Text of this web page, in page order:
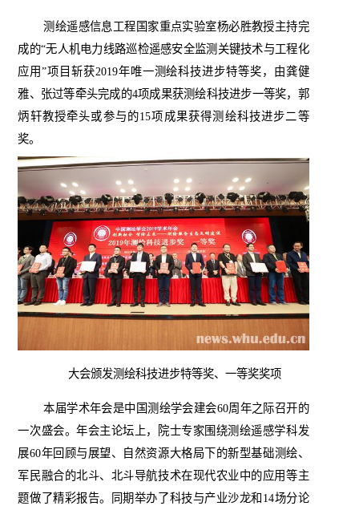
测绘遥感信息工程国家重点实验室杨必胜教授主持完
成的“无人机电力线路巡检遥感安全监测关键技术与工程化
应用”项目斩获2019年唯一测绘科技进步特等奖，由龚健
雅、张过等牵头完成的4项成果获测绘科技进步一等奖，郭
炳轩教授牵头或参与的15项成果获得测绘科技进步二等
奖。
大会颁发测绘科技进步特等奖、一等奖奖项
本届学术年会是中国测绘学会建会60周年之际召开的
一次盛会。年会主论坛上，院士专家围绕测绘遥感学科发
展60年回顾与展望、自然资源大格局下的新型基础测绘、
军民融合的北斗、北斗导航技术在现代农业中的应用等主
题做了精彩报告。同期举办了科技与产业沙龙和 14场分论